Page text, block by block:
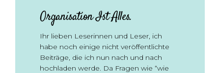
Organisation Ist Alles.
Ihr lieben Leserinnen und Leser, ich
habe noch einige nicht veröffentlichte
Beiträge, die ich nun nach und nach
hochladen werde. Da Fragen wie “wie